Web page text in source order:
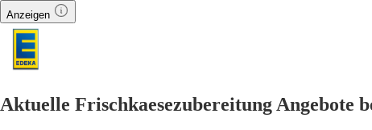
Anzeigen
Aktuelle Frischkaesezubereitung Angebote